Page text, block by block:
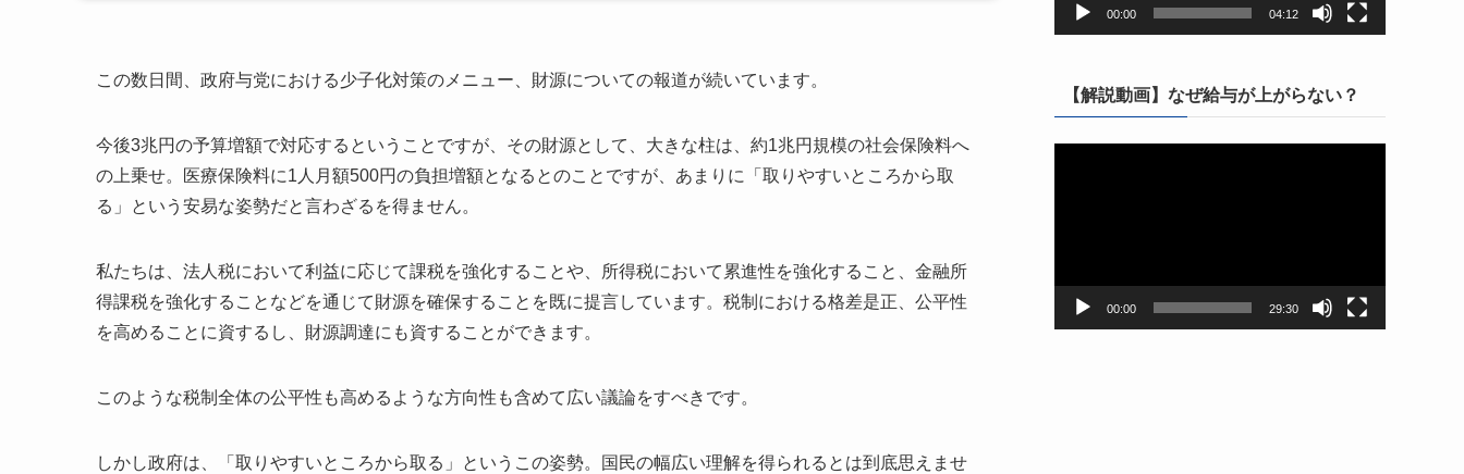
この数日間、政府与党における少子化対策のメニュー、財源についての報道が続いています。
今後3兆円の予算増額で対応するということですが、その財源として、大きな柱は、約1兆円規模の社会保険料へ
の上乗せ。医療保険料に1人月額500円の負担増額となるとのことですが、あまりに「取りやすいところから取
る」という安易な姿勢だと言わざるを得ません。
私たちは、法人税において利益に応じて課税を強化することや、所得税において累進性を強化すること、金融所
得課税を強化することなどを通じて財源を確保することを既に提言しています。税制における格差是正、公平性
を高めることに資するし、財源調達にも資することができます。
このような税制全体の公平性も高めるような方向性も含めて広い議論をすべきです。
しかし政府は、「取りやすいところから取る」というこの姿勢。国民の幅広い理解を得られるとは到底思えませ
00:00 04:12
【解説動画】なぜ給与が上がらない？
00:00 29:30